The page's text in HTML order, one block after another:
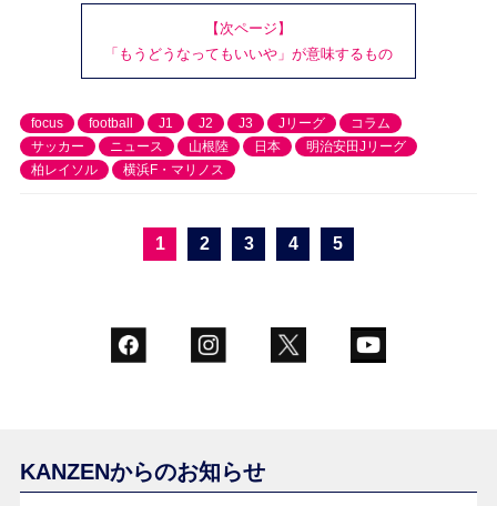
【次ページ】
「もうどうなってもいいや」が意味するもの
focus football J1 J2 J3 Jリーグ
コラム
サッカー
ニュース 山根陸 日本
明治安田Jリーグ
柏レイソル
横浜F・マリノス
1 2 3 4 5
KANZENからのお知らせ